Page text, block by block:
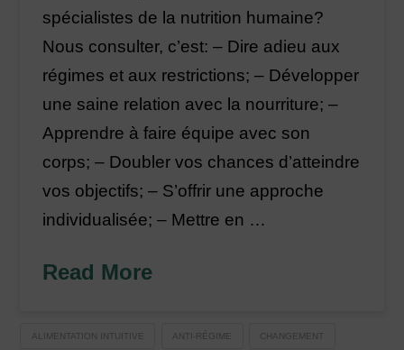
spécialistes de la nutrition humaine?
Nous consulter, c’est: – Dire adieu aux
régimes et aux restrictions; – Développer
une saine relation avec la nourriture; –
Apprendre à faire équipe avec son
corps; – Doubler vos chances d’atteindre
vos objectifs; – S’offrir une approche
individualisée; – Mettre en …
Read More
ALIMENTATION INTUITIVE ANTI-RÉGIME CHANGEMENT